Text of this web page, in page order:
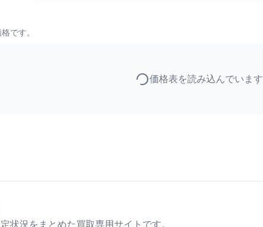
です。
価格表を読み込んでいます
状況をまとめた買取専用サイトです。